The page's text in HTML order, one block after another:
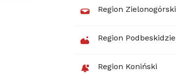
Region Zielonogórski
Region Podbeskidzie
Region Koniński